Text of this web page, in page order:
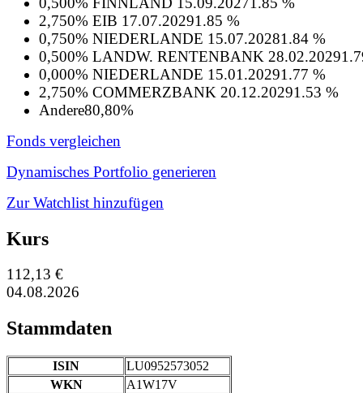
2,750% EIB 17.07.20291.85 %
0,750% NIEDERLANDE 15.07.20281.84 %
0,500% LANDW. RENTENBANK 28.02.2029
0,000% NIEDERLANDE 15.01.20291.77 %
2,750% COMMERZBANK 20.12.20291.53 %
Andere80,80%
Fonds vergleichen
Dynamisches Portfolio generieren
Zur Watchlist hinzufügen
Kurs
112,13 €
04.08.2026
Stammdaten
ISIN
LU0952573052
WKN
A1W17V